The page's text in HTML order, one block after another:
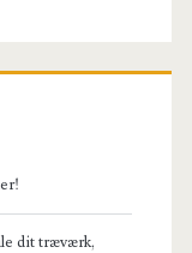
dit træværk,